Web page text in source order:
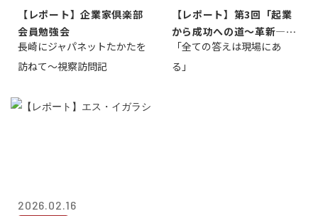
【レポート】企業家倶楽部
会員勉強会
長崎にジャパネットたかたを
訪ねて～視察訪問記
【レポート】第3回「起業
から成功への道～革新―挑
戦の先にある...
「全ての答えは現場にあ
る」
2026.02.16